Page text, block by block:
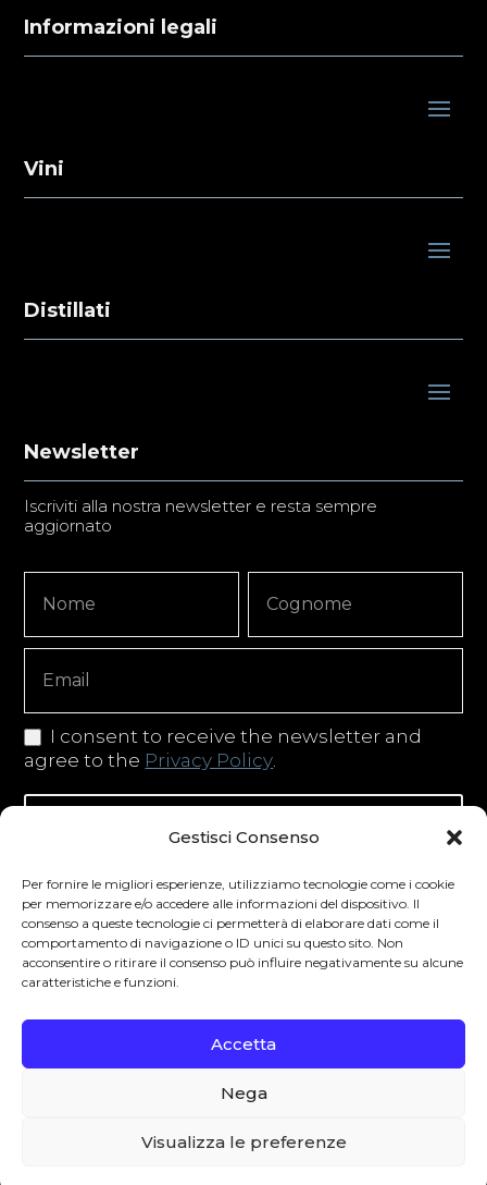
Gestisci Consenso
Per fornire le migliori esperienze, utilizziamo tecnologie come i cookie
per memorizzare e/o accedere alle informazioni del dispositivo. Il
consenso a queste tecnologie ci permetterà di elaborare dati come il
comportamento di navigazione o ID unici su questo sito. Non
acconsentire o ritirare il consenso può influire negativamente su alcune
caratteristiche e funzioni.
Accetta
Nega
Visualizza le preferenze
Informazioni legali
Vini
Distillati
Newsletter
Iscriviti alla nostra newsletter e resta sempre
aggiornato
Signup
Copy
I consent to receive the newsletter and
agree to the Privacy Policy
Iscriviti alla newsletter
Degustibus invita al consumo responsabile.
La vendita di bevande alcoliche è vietata ai
Paese di residenza. L’abuso di alcol è
pericoloso per la salute.